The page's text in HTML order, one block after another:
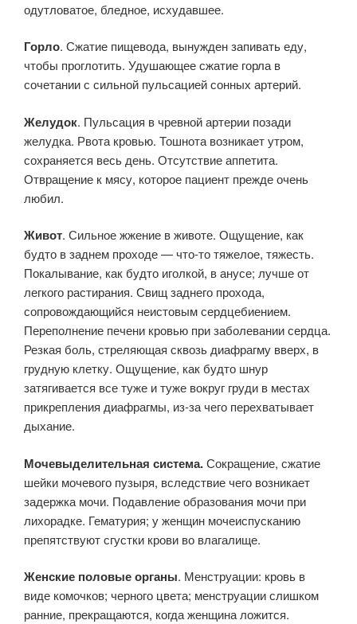
одутловатое, бледное, исхудавшее.
Горло. Сжатие пищевода, вынужден запивать еду,
чтобы проглотить. Удушающее сжатие горла в
сочетании с сильной пульсацией сонных артерий.
Желудок. Пульсация в чревной артерии позади
желудка. Рвота кровью. Тошнота возникает утром,
сохраняется весь день. Отсутствие аппетита.
Отвращение к мясу, которое пациент прежде очень
любил.
Живот. Сильное жжение в животе. Ощущение, как
будто в заднем проходе — что-то тяжелое, тяжесть.
Покалывание, как будто иголкой, в анусе; лучше от
легкого растирания. Свищ заднего прохода,
сопровождающийся неистовым сердцебиением.
Переполнение печени кровью при заболевании сердца.
Резкая боль, стреляющая сквозь диафрагму вверх, в
грудную клетку. Ощущение, как будто шнур
затягивается все туже и туже вокруг груди в местах
прикрепления диафрагмы, из-за чего перехватывает
дыхание.
Мочевыделительная система.Сокращение, сжатие
шейки мочевого пузыря, вследствие чего возникает
задержка мочи. Подавление образования мочи при
лихорадке. Гематурия; у женщин мочеиспусканию
препятствуют сгустки крови во влагалище.
Женские половые органы. Менструации: кровь в
виде комочков; черного цвета; менструации слишком
ранние, прекращаются, когда женщина ложится.